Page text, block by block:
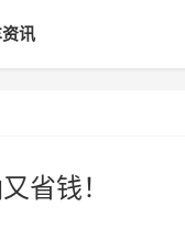
讯
省钱！